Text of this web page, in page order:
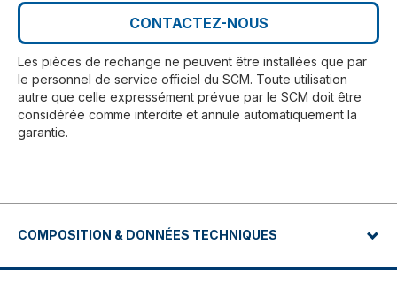
CONTACTEZ-NOUS
Les pièces de rechange ne peuvent être installées que par
le personnel de service officiel du SCM. Toute utilisation
autre que celle expressément prévue par le SCM doit être
considérée comme interdite et annule automatiquement la
garantie.
COMPOSITION & DONNÉES TECHNIQUES